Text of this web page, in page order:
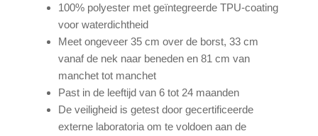
100% polyester met geïntegreerde TPU-coating
voor waterdichtheid
Meet ongeveer 35 cm over de borst, 33 cm
vanaf de nek naar beneden en 81 cm van
manchet tot manchet
Past in de leeftijd van 6 tot 24 maanden
De veiligheid is getest door gecertificeerde
externe laboratoria om te voldoen aan de